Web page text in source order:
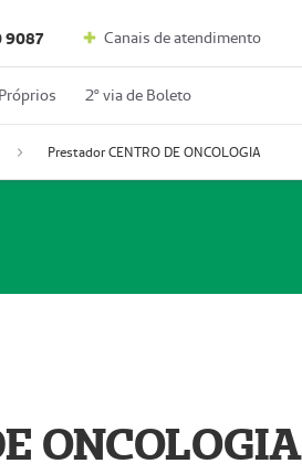
9087 Canais de atendimento
2º via de Boleto
Prestador CENTRO DE ONCOLOGIA
ONCOLOGIA